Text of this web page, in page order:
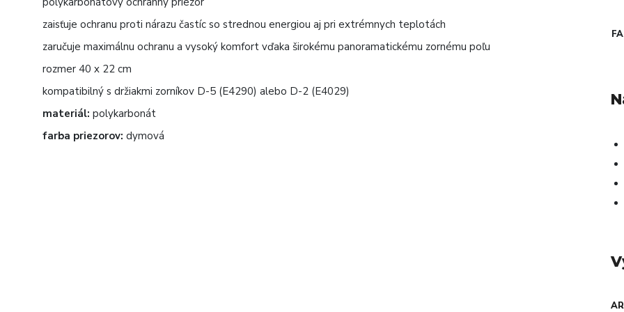
zaisťuje ochranu proti nárazu častíc so strednou energiou aj pri extrémnych teplotách
zaručuje maximálnu ochranu a vysoký komfort vďaka širokému panoramatickému zornému poľu
rozmer 40 x 22 cm
kompatibilný s držiakmi zorníkov D-5 (E4290) alebo D-2 (E4029)
materiál: polykarbonát
farba priezorov: dymová